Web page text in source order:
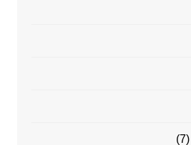
(7)